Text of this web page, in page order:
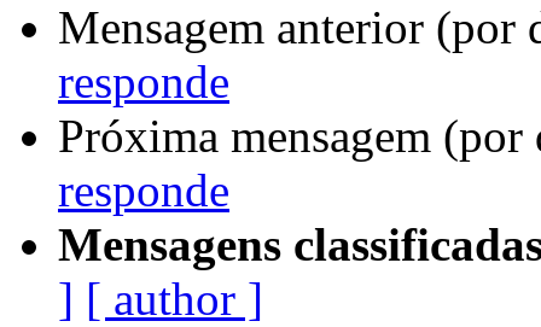
Mensagem anterior (por
responde
Próxima mensagem
responde
Mensagens
] [ author ]